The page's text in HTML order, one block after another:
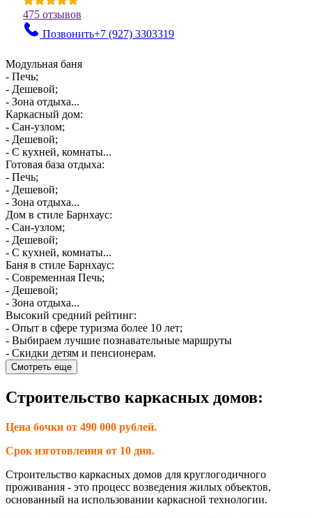
475 отзывов
Позвонить+7 (927) 3303319
Модульная баня
- Печь;
- Дешевой;
- Зона отдыха...
Каркасный дом:
- Сан-узлом;
- Дешевой;
- С кухней, комнаты...
Готовая база отдыха:
- Печь;
- Дешевой;
- Зона отдыха...
Дом в стиле Барнхаус:
- Сан-узлом;
- Дешевой;
- С кухней, комнаты...
Баня в стиле Барнхаус:
- Современная Печь;
- Дешевой;
- Зона отдыха...
Высокий средний рейтинг:
- Опыт в сфере туризма более 10 лет;
- Выбираем лучшие познавательные маршруты
- Скидки детям и пенсионерам.
Смотреть еще
Строительство каркасных домов:
Цена бочки от 490 000 рублей.
Срок изготовления от 10 дня.
Строительство каркасных домов для круглогодичного
проживания - это процесс возведения жилых объектов,
основанный на использовании каркасной технологии.